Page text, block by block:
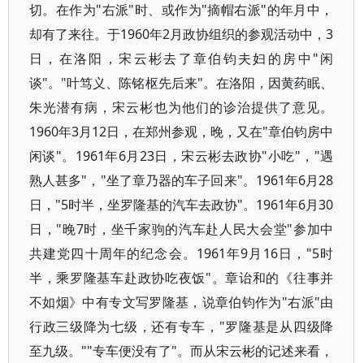
切。在作为"右派"时、或作为"摘帽右派"的年月中，
却有了来往。于1960年2月政协组织的参观活动中，3
日，在洛阳，宋云彬去了章伯钧夫妇的房中"闲
谈"。"叶笃义、陈铭枢先后来"。在洛阳，因黄药眠、
朱光潜有病，宋云彬也为他们的诊治提供了意见。
1960年3月12日，在郑州参观，晚，又在"章伯钧房中
闲谈"。1961年6月23日，宋云彬去政协"小吃"，"遇
熟人甚多"，"坐了章乃器的车子回来"。1961年6月28
日，"5时半，坐罗隆基的汽车去政协"。1961年6月30
日，"晚7时，坐千家驹的汽车赴人民大会堂"参加中
共建党四十周年的纪念会。1961年9月16日，"5时
半，乘罗隆基车赴政协吃夜饭"。章诒和的《往事并
不如烟》中有专文写罗隆基，说章伯钧作为"右派"由
行政三级降为七级，还有专车，"罗隆基是从四级降
至九级。""专车便没有了"。而从宋云彬的记述来看，